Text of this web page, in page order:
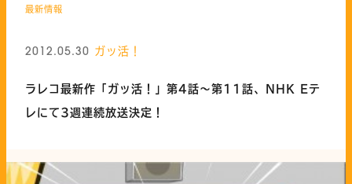
最新情報
2012.05.30 ガッ活！
ラレコ最新作「ガッ活！」第4話～第11話、NHK Eテ
レにて3週連続放送決定！